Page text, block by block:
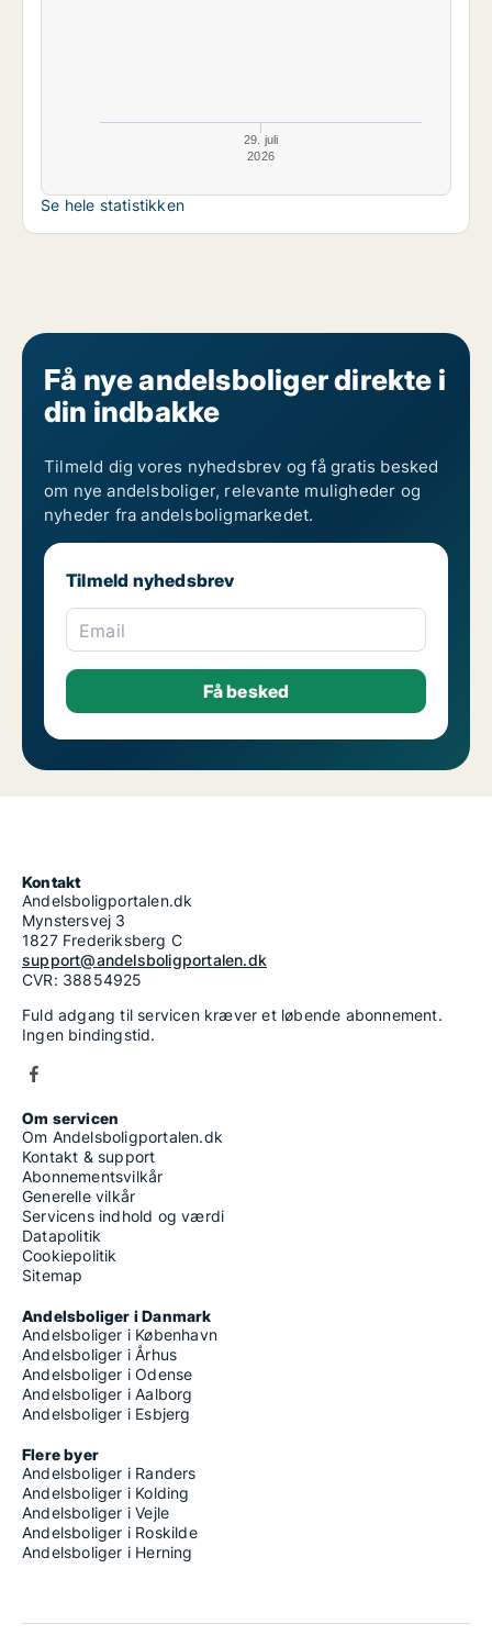
29. juli
2026
Se hele statistikken
Få nye andelsboliger direkte i
din indbakke
Tilmeld dig vores nyhedsbrev og få gratis besked
om nye andelsboliger, relevante muligheder og
nyheder fra andelsboligmarkedet.
Tilmeld nyhedsbrev
Email
Kontakt
Andelsboligportalen.dk
Mynstersvej 3
1827 Frederiksberg C
support@andelsboligportalen.dk
CVR: 38854925
Fuld adgang til servicen kræver et løbende abonnement.
Ingen bindingstid.
Om servicen
Om Andelsboligportalen.dk
Kontakt & support
Abonnementsvilkår
Generelle vilkår
Servicens indhold og værdi
Datapolitik
Cookiepolitik
Sitemap
Andelsboliger i Danmark
Andelsboliger i København
Andelsboliger i Århus
Andelsboliger i Odense
Andelsboliger i Aalborg
Andelsboliger i Esbjerg
Flere byer
Andelsboliger i Randers
Andelsboliger i Kolding
Andelsboliger i Vejle
Andelsboliger i Roskilde
Andelsboliger i Herning